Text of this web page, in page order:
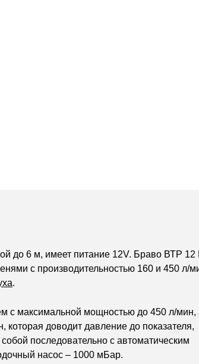
до 6 м, имеет питание 12V. Браво ВТР 12
с производительностью 160 и 450 л/
.
с максимальной мощностью до 450 л/мин,
, которая доводит давление до показателя,
последовательно с автоматическим
насос – 1000 мБар.